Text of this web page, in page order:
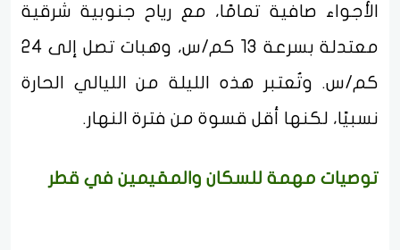
الأجواء صافية تمامًا، مع رياح جنوبية شرقية
معتدلة بسرعة 13 كم/س، وهبات تصل إلى 24
كم/س. وتُعتبر هذه الليلة من الليالي الحارة
نسبيًا، لكنها أقل قسوة من فترة النهار.
توصيات مهمة للسكان والمقيمين في قطر